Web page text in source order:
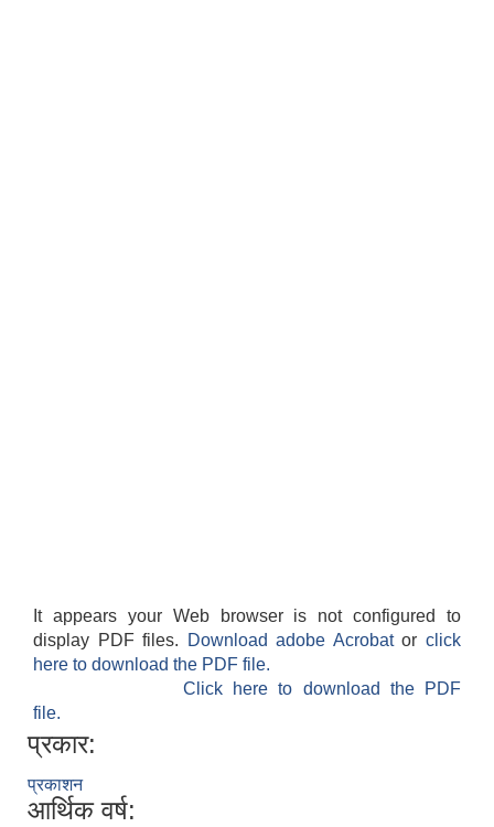
It appears your Web browser is not configured to
display PDF files.
Download adobe Acrobatorclick
here to download the PDF file.
Click here to download the PDF
file.
प्रकार:
प्रकाशन
आर्थिक वर्ष: